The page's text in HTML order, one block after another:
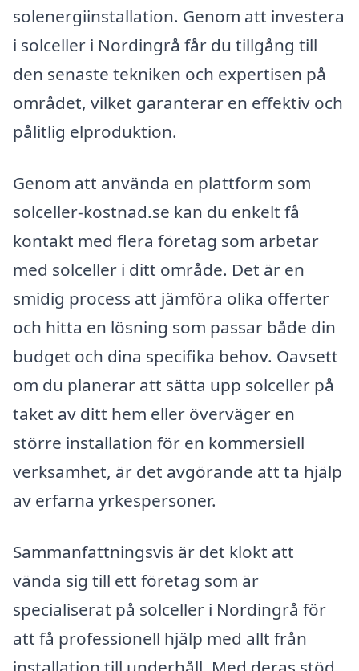
solenergiinstallation. Genom att investera
i solceller i Nordingrå får du tillgång till
den senaste tekniken och expertisen på
området, vilket garanterar en effektiv och
pålitlig elproduktion.
Genom att använda en plattform som
solceller-kostnad.se kan du enkelt få
kontakt med flera företag som arbetar
med solceller i ditt område. Det är en
smidig process att jämföra olika offerter
och hitta en lösning som passar både din
budget och dina specifika behov. Oavsett
om du planerar att sätta upp solceller på
taket av ditt hem eller överväger en
större installation för en kommersiell
verksamhet, är det avgörande att ta hjälp
av erfarna yrkespersoner.
Sammanfattningsvis är det klokt att
vända sig till ett företag som är
specialiserat på solceller i Nordingrå för
att få professionell hjälp med allt från